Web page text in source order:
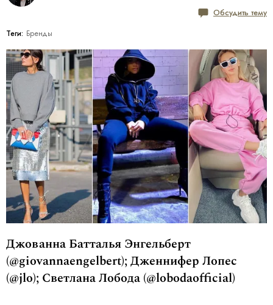
Обсудить тему
Теги: Бренды
Джованна Батталья Энгельберт
(@giovannaengelbert); Дженнифер Лопес
(@jlo); Светлана Лобода (@lobodaofficial)